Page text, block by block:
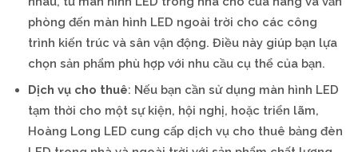
phòng đến màn hình LED ngoài trời cho các công
trình kiến trúc và sân vận động. Điều này giúp bạn lựa
chọn sản phẩm phù hợp với nhu cầu cụ thể của bạn.
Dịch vụ cho thuê: Nếu bạn cần sử dụng màn hình LED
tạm thời cho một sự kiện, hội nghị, hoặc triển lãm,
Hoàng Long LED cung cấp dịch vụ cho thuê bảng đèn